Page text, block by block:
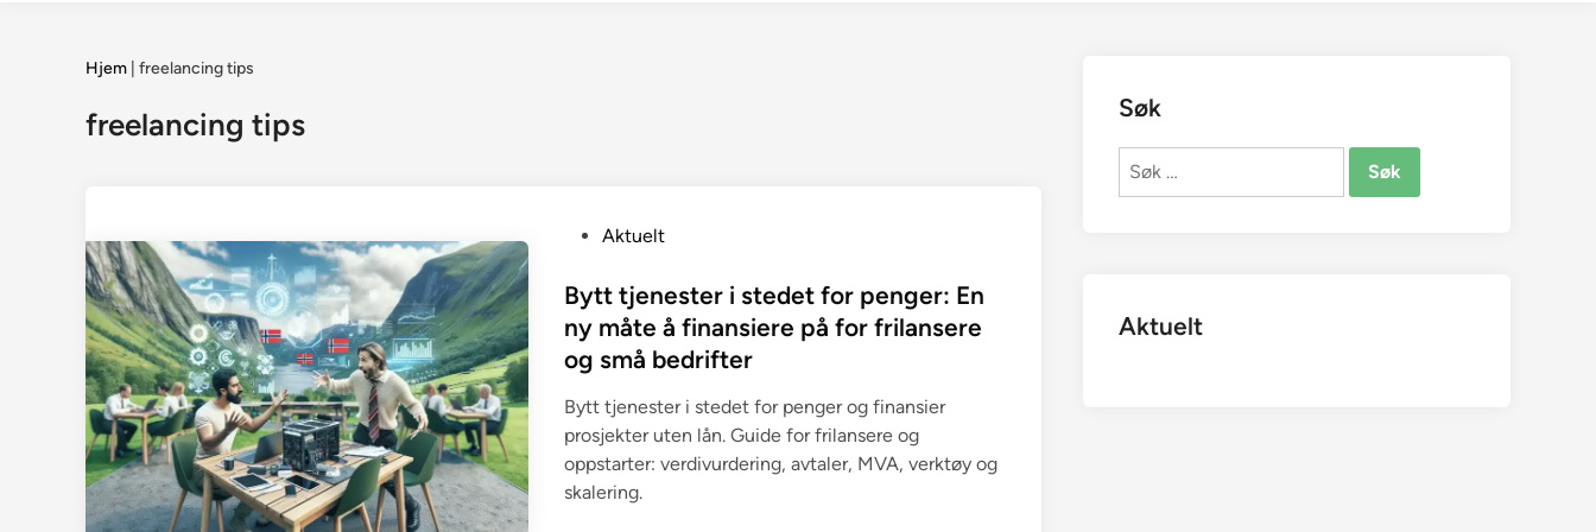
Hjem freelancing tips
freelancing tips
s
t
d
i
n
Aktuelt
Bytt tjenester i stedet for penger: En
ny måte å finansiere på for frilansere
og små bedrifter
Bytt tjenester i stedet for penger og finansier
prosjekter uten lån. Guide for frilansere og
oppstarter: verdivurdering, avtaler, MVA, verktøy og
skalering.
Søk
Søk
Aktuelt